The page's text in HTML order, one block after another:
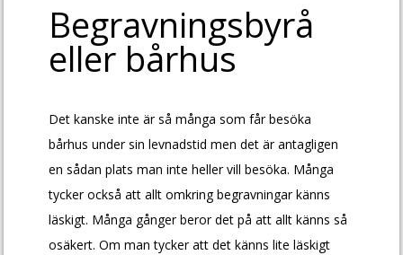
Begravningsbyrå
eller bårhus
Det kanske inte är så många som får besöka
bårhus under sin levnadstid men det är antagligen
en sådan plats man inte heller vill besöka. Många
tycker också att allt omkring begravningar känns
läskigt. Många gånger beror det på att allt känns så
osäkert. Om man tycker att det känns lite läskigt